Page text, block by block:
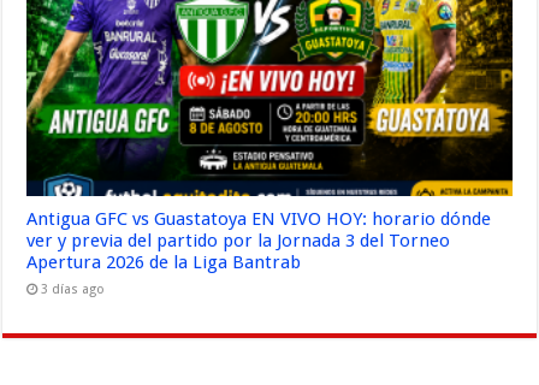
Antigua GFC vs Guastatoya EN VIVO HOY: horario dónde
ver y previa del partido por la Jornada 3 del Torneo
Apertura 2026 de la Liga Bantrab
3 días ago